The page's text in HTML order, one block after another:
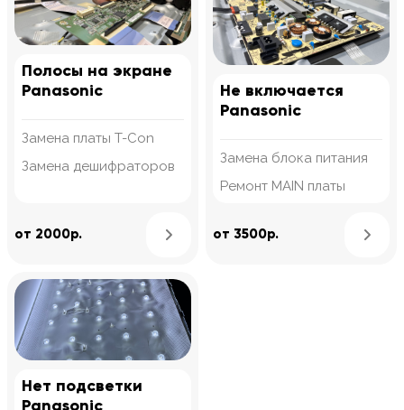
Полосы на экране
Panasonic
Замена платы T-Con
Замена дешифраторов
от 2000р. Узнать подробнее
Не включается
Panasonic
Замена блока питания
Ремонт MAIN платы
от 3500р.
Нет подсветки
Panasonic